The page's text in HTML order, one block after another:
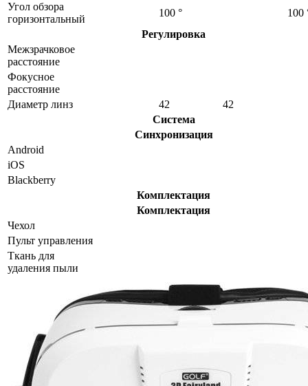
Угол обзора
горизонтальный
100 °
100
Регулировка
Межзрачковое
расстояние
Фокусное
расстояние
Диаметр линз
42
42
Система
Синхронизация
Android
iOS
Blackberry
Комплектация
Комплектация
Чехол
Пульт управления
Ткань для
удаления пыли